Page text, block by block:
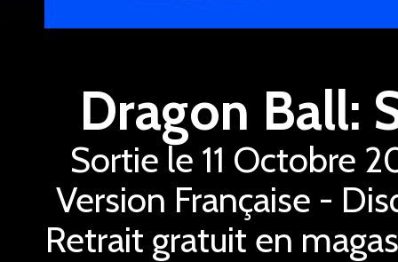
Dragon Ball:
Sortie le 11 Octobre
Version Française -
Retrait gratuit en